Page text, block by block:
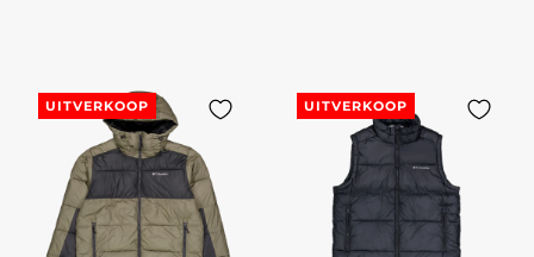
UITVERKOOP UITVERKOOP